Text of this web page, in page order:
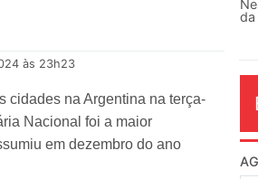
às 23h23
cidades na Argentina na terça-
Nacional foi a maior
em dezembro do ano
O